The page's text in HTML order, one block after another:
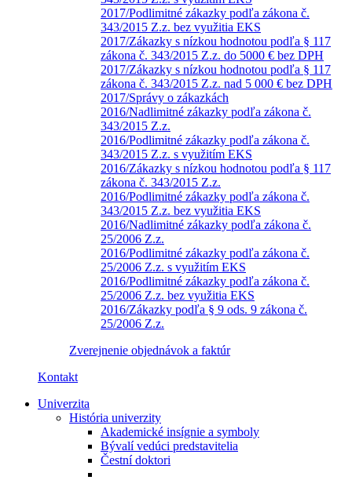
2017/Podlimitné zákazky podľa zákona č.
343/2015 Z.z. bez využitia EKS
2017/Zákazky s nízkou hodnotou podľa § 117
zákona č. 343/2015 Z.z. do 5000 € bez DPH
2017/Zákazky s nízkou hodnotou podľa § 117
zákona č. 343/2015 Z.z. nad 5 000 € bez DPH
2017/Správy o zákazkách
2016/Nadlimitné zákazky podľa zákona č.
343/2015 Z.z.
2016/Podlimitné zákazky podľa zákona č.
343/2015 Z.z. s využitím EKS
2016/Zákazky s nízkou hodnotou podľa § 117
zákona č. 343/2015 Z.z.
2016/Podlimitné zákazky podľa zákona č.
343/2015 Z.z. bez využitia EKS
2016/Nadlimitné zákazky podľa zákona č.
25/2006 Z.z.
2016/Podlimitné zákazky podľa zákona č.
25/2006 Z.z. s využitím EKS
2016/Podlimitné zákazky podľa zákona č.
25/2006 Z.z. bez využitia EKS
2016/Zákazky podľa § 9 ods. 9 zákona č.
25/2006 Z.z.
Zverejnenie objednávok a faktúr
Kontakt
Univerzita
História univerzity
Akademické insígnie a symboly
Bývalí vedúci predstavitelia
Čestní doktori